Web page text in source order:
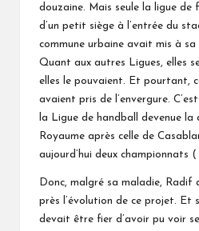
douzaine. Mais seule la ligue
d’un petit siège à l’entrée du
commune urbaine avait mis à sa
Quant aux autres Ligues, elles
elles le pouvaient. Et pourtant,
avaient pris de l’envergure.
la Ligue de handball devenue la
Royaume après celle de
aujourd’hui deux championnats
Donc, malgré sa maladie, Radif
près l’évolution de ce projet. Et
devait être fier d’avoir pu voir